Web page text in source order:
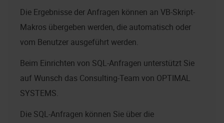
Die Ergebnisse der Anfragen können an VB-Skript-
Makros übergeben werden, die automatisch oder
vom Benutzer ausgeführt werden.
Beim Einrichten von SQL-Anfragen unterstützt Sie
auf Wunsch das Consulting-Team von OPTIMAL
SYSTEMS.
Die SQL-Anfragen können Sie über die